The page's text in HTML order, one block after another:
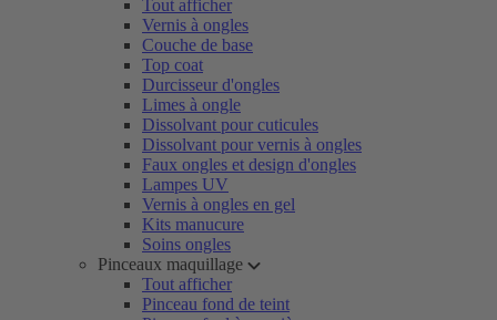
Tout afficher
Vernis à ongles
Couche de base
Top coat
Durcisseur d'ongles
Limes à ongle
Dissolvant pour cuticules
Dissolvant pour vernis à ongles
Faux ongles et design d'ongles
Lampes UV
Vernis à ongles en gel
Kits manucure
Soins ongles
Pinceaux maquillage
Tout afficher
Pinceau fond de teint